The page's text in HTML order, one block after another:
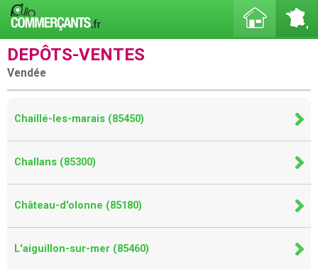
DEPÔTS-VENTES
Vendée
Chaillé-les-marais (85450)
Challans (85300)
Château-d'olonne (85180)
L'aiguillon-sur-mer (85460)